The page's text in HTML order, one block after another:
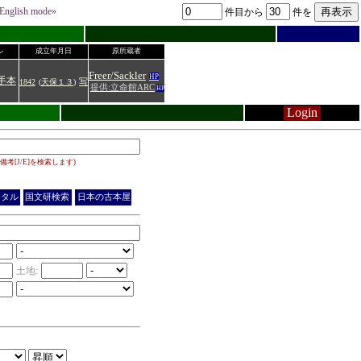
English mode» 件目から
件を
成立年月日 原所蔵者
本 1842 (天保１３) 写
Freer/Sackler HP
提供:立命館ARC HP
Login
考[J/E]を検索します)
ル 国文研検索
日本の古本屋
土地: